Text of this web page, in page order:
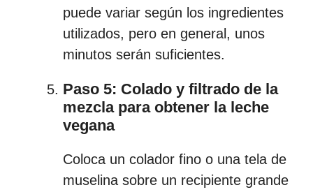
puede variar según los ingredientes
utilizados, pero en general, unos
minutos serán suficientes.
Paso 5: Colado y filtrado de la
mezcla para obtener la leche
vegana
Coloca un colador fino o una tela de
muselina sobre un recipiente grande